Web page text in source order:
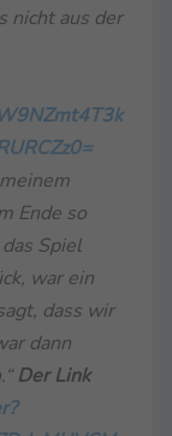
nicht aus der
Ende so
Spiel
war ein
dass wir
dann
Der Link